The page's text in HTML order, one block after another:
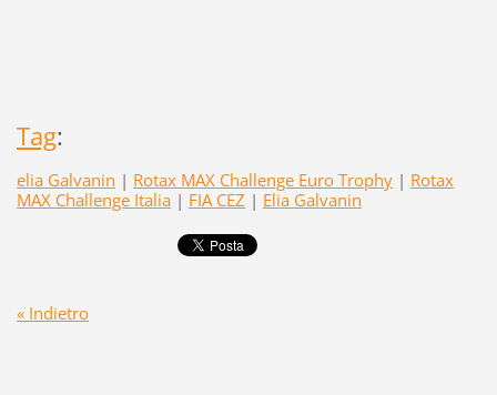
Tag:
elia Galvanin | Rotax MAX Challenge Euro Trophy | Rotax
MAX Challenge Italia | FIA CEZ | Elia Galvanin
« Indietro